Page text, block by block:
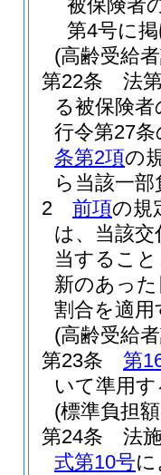
被保険者
第4号に
(高齢受給
第22条
法
る被保険
行令第27
条第2項の
ら当該一
2
前項の規
は、当該
当するこ
新のあっ
割合を適
(高齢受給
第23条
第
いて準用
(標準負担
第24条
法
式第10号